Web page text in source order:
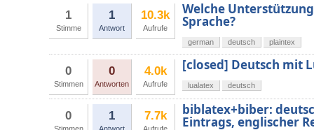
1
Stimme
1
Antwort
10.3k
Aufrufe
Welche
Sprache?
german deutsch plaintex
0
Stimmen
0
Antworten
4.0k
Aufrufe
[closed] Deutsch mit
lualatex deutsch
0 1 7.7k biblatex+biber:
Eintrags, englischer